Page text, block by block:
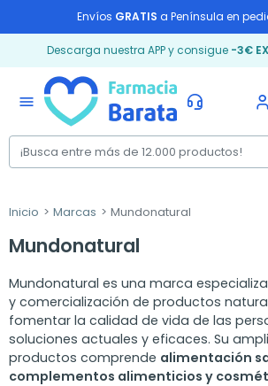
Envíos GRATIS a Península en
Descarga nuestra APP y consigue -3€
menu
Inicio Marcas Mundonatural
Mundonatural
Mundonatural es una marca
y comercialización de productos
fomentar la calidad de vida de las
soluciones actuales y eficaces. Su
productos comprende alimentación
complementos alimenticios y